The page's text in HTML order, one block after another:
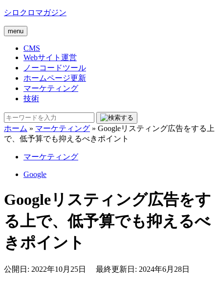
シロクロマガジン
menu
CMS
Webサイト運営
ノーコードツール
ホームページ更新
マーケティング
技術
ホーム » マーケティング » Googleリスティング広告をする上
で、低予算でも抑えるべきポイント
マーケティング
Google
Googleリスティング広告をす
る上で、低予算でも抑えるべ
きポイント
公開日: 2022年10月25日 最終更新日: 2024年6月28日